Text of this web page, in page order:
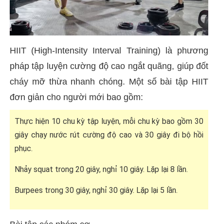
HIIT (High-Intensity Interval Training) là phương
pháp tập luyện cường độ cao ngắt quãng, giúp đốt
cháy mỡ thừa nhanh chóng. Một số bài tập HIIT
đơn giản cho người mới bao gồm:
Thực hiện 10 chu kỳ tập luyện, mỗi chu kỳ bao gồm 30
giây chạy nước rút cường độ cao và 30 giây đi bộ hồi
phục.
Nhảy squat trong 20 giây, nghỉ 10 giây. Lặp lại 8 lần.
Burpees trong 30 giây, nghỉ 30 giây. Lặp lại 5 lần.